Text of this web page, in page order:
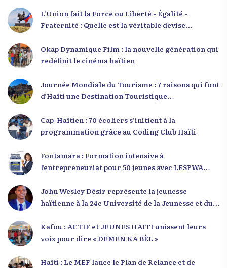
L’Union fait la Force ou Liberté - Égalité -
Fraternité : Quelle est la véritable devise
Okap Dynamique Film : la nouvelle génération qui
redéfinit le cinéma haïtien
Journée Mondiale du Tourisme : 7 raisons qui font
d’Haïti une Destination Touristique
Cap-Haïtien : 70 écoliers s’initient à la
programmation grâce au Coding Club Haïti
Fontamara : Formation intensive à
l’entrepreneuriat pour 50 jeunes avec LESPWA
John Wesley Désir représente la jeunesse
haïtienne à la 24e Université de la Jeunesse et du
Kafou : ACTIF et JEUNES HAITI unissent leurs
voix pour dire « DEMEN KA BÈL »
Haïti : Le MEF lance le Plan de Relance et de